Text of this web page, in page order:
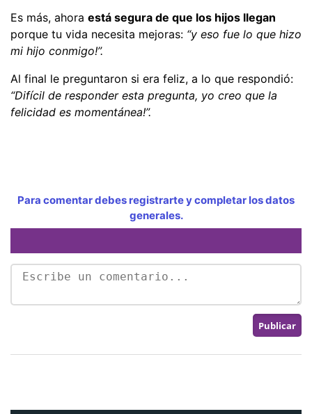
Es más, ahora está segura de que los hijos llegan
porque tu vida necesita mejoras: “y eso fue lo que hizo
mi hijo conmigo!”.
Al final le preguntaron si era feliz, a lo que respondió:
“Difícil de responder esta pregunta, yo creo que la
felicidad es momentánea!”.
Para comentar debes registrarte y completar los datos
generales.